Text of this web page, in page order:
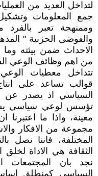
لتداخل العديد من
جمع المعلومات
وممنهجة تعبر
والفوضى الحزبية "
الاحداث ضمن بيئته
من اهم وظائف الوعي
تتداخل معطيات الوعي
قوالب تساعد على
السياسي اذ يصدر عن
تؤسس لوعي سياسي
معينة، واذا ما اعتبرنا
مجموعة من الافكار
المختلفة، فاننا نصل
الثقافة هي الاداة
نجد بان المجتمعات
السياسي كمنطلق